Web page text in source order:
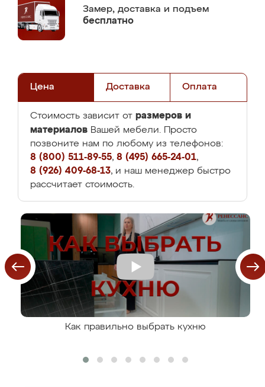
Замер, доставка и подъем
бесплатно
Цена Доставка Оплата
Стоимость зависит от размеров и
материалов Вашей мебели. Просто
позвоните нам по любому из телефонов:
8 (800) 511-89-55, 8 (495) 665-24-01,
8 (926) 409-68-13, и наш менеджер быстро
рассчитает стоимость.
Как правильно выбрать кухню